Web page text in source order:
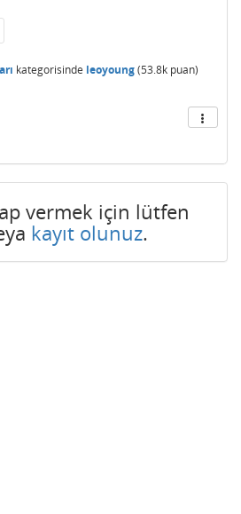
kategorisinde leoyoung(53.8k puan)
vermek için lütfen
kayıt olunuz.